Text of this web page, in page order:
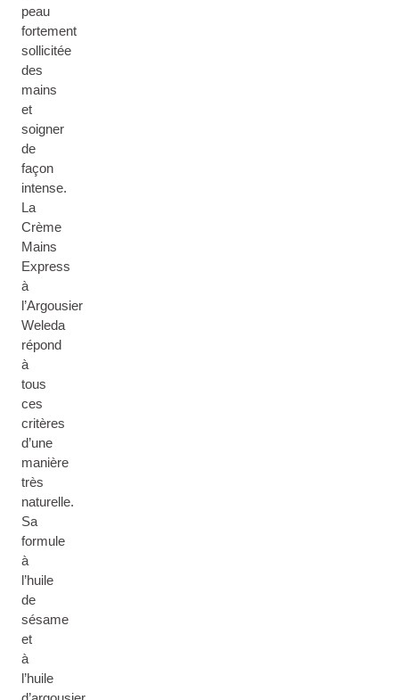
peau
fortement
sollicitée
des
mains
et
soigner
de
façon
intense.
La
Crème
Mains
Express
à
l’Argousier
Weleda
répond
à
tous
ces
critères
d’une
manière
très
naturelle.
Sa
formule
à
l’huile
de
sésame
et
à
l’huile